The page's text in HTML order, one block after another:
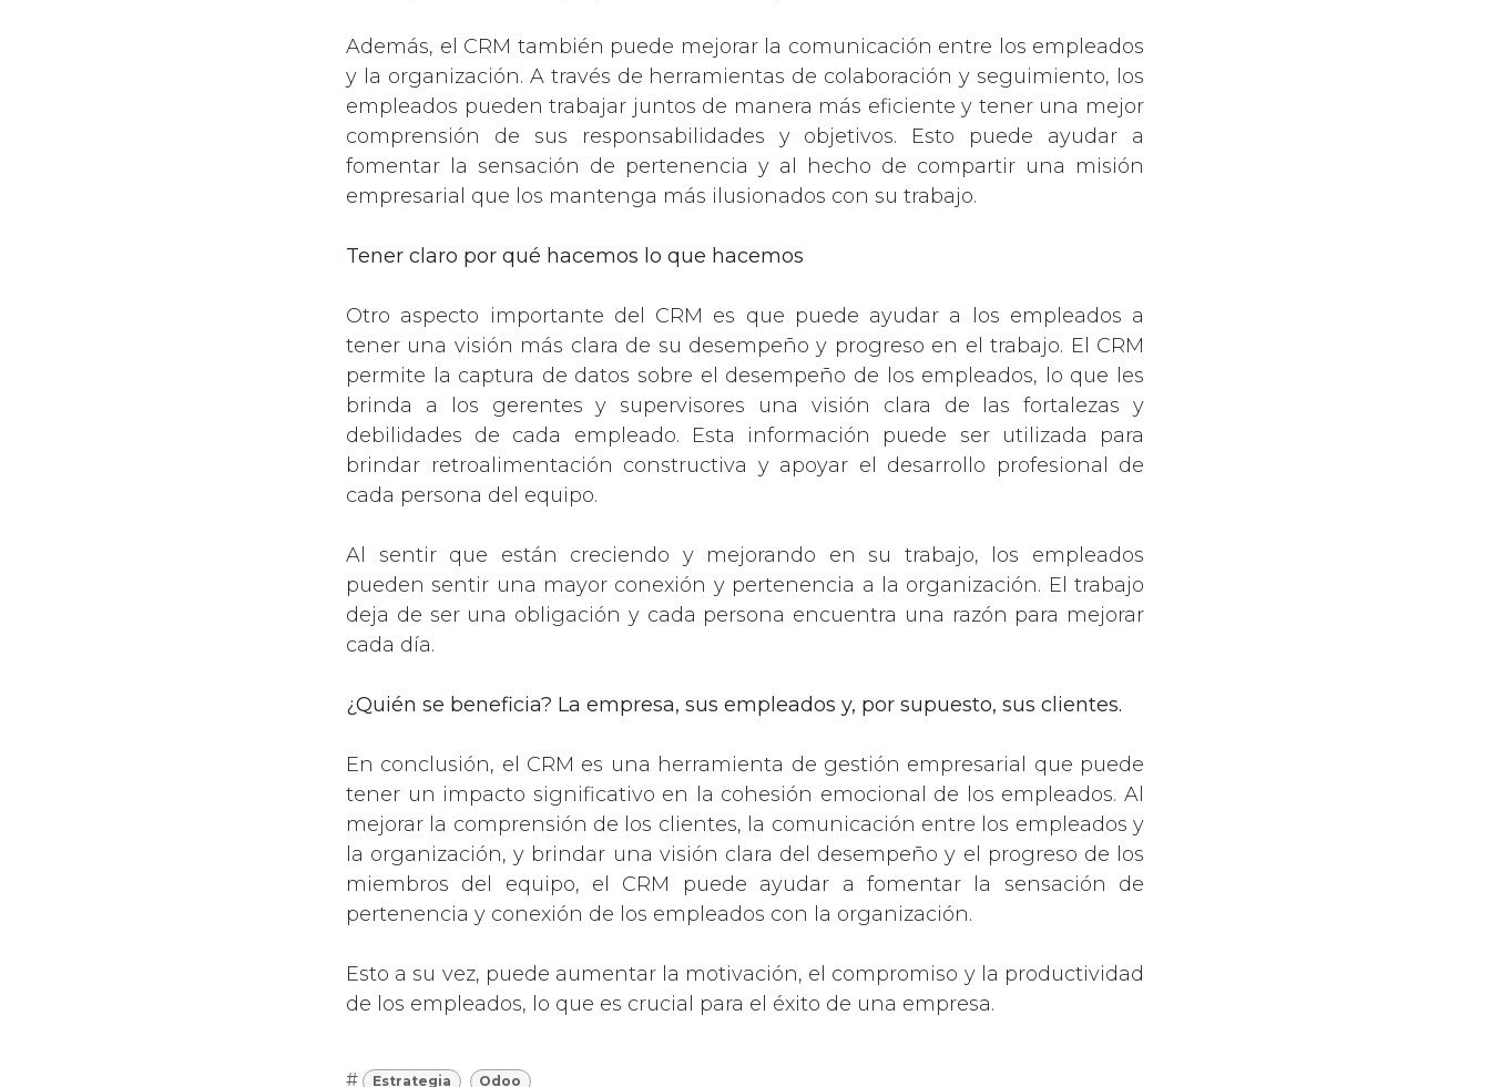
Además, el CRM también puede mejorar la comunicación entre los empleados
y la organización. A través de herramientas de colaboración y seguimiento, los
empleados pueden trabajar juntos de manera más eficiente y tener una mejor
comprensión de sus responsabilidades y objetivos. Esto puede ayudar a
fomentar la sensación de pertenencia y al hecho de compartir una misión
empresarial que los mantenga más ilusionados con su trabajo.
Tener claro por qué hacemos lo que hacemos
Otro aspecto importante del CRM es que puede ayudar a los empleados a
tener una visión más clara de su desempeño y progreso en el trabajo. El CRM
permite la captura de datos sobre el desempeño de los empleados, lo que les
brinda a los gerentes y supervisores una visión clara de las fortalezas y
debilidades de cada empleado. Esta información puede ser utilizada para
brindar retroalimentación constructiva y apoyar el desarrollo profesional de
cada persona del equipo.
Al sentir que están creciendo y mejorando en su trabajo, los empleados
pueden sentir una mayor conexión y pertenencia a la organización. El trabajo
deja de ser una obligación y cada persona encuentra una razón para mejorar
cada día.
¿Quién se beneficia? La empresa, sus empleados y, por supuesto, sus clientes.
En conclusión, el CRM es una herramienta de gestión empresarial que puede
tener un impacto significativo en la cohesión emocional de los empleados. Al
mejorar la comprensión de los clientes, la comunicación entre los empleados y
la organización, y brindar una visión clara del desempeño y el progreso de los
miembros del equipo, el CRM puede ayudar a fomentar la sensación de
pertenencia y conexión de los empleados con la organización.
Esto a su vez, puede aumentar la motivación, el compromiso y la productividad
de los empleados, lo que es crucial para el éxito de una empresa.
# Estrategia Odoo